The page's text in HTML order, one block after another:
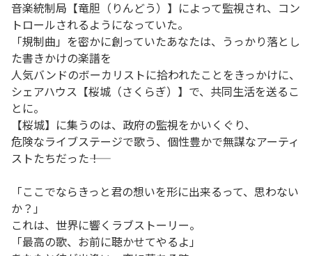
音楽統制局【竜胆（りんどう）】によって監視され、コン
トロールされるようになっていた。
「規制曲」を密かに創っていたあなたは、うっかり落とし
た書きかけの楽譜を
人気バンドのボーカリストに拾われたことをきっかけに、
シェアハウス【桜城（さくらぎ）】で、共同生活を送るこ
とに。
【桜城】に集うのは、政府の監視をかいくぐり、
危険なライブステージで歌う、個性豊かで無謀なアーティ
ストたちだった――！
「ここでならきっと君の想いを形に出来るって、思わない
か？」
これは、世界に響くラブストーリー。
「最高の歌、お前に聴かせてやるよ」